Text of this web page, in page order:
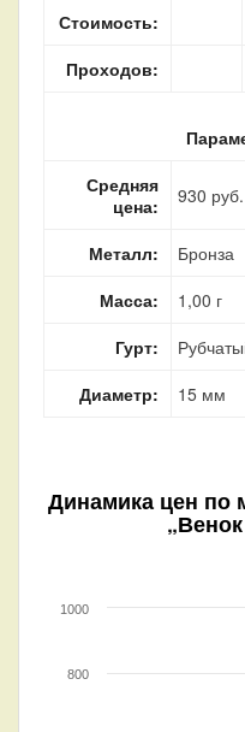
Стоимость:
Проходов:
Средняя
цена:
930
Металл:
Бронза
Масса:
1,00 г
Гурт:
Диаметр:
15 мм
Динамика цен по
800
1000